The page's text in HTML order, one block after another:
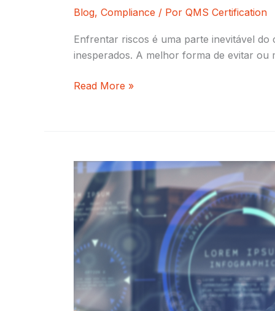
Blog, Compliance / Por QMS Certification
Enfrentar riscos é uma parte inevitável
inesperados. A melhor forma de evitar ou
Read More »
3
principais
indicadores
na
ISO
27001